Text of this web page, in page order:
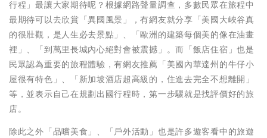
行程」最讓大家期待呢？根據網路聲量調查，多數民眾在旅程中
最期待可以去欣賞「異國風景」，有網友就分享「美國大峽谷真
的很壯觀，是人生必去景點」、「歐洲的建築每個美的像在油畫
裡」、「到萬里長城內心絕對會被震撼」。而「飯店住宿」也是
民眾認為重要的旅程體驗，有網友推薦「美國內華達州的牛仔小
屋很有特色」、「新加坡酒店超高級的，住進去完全不想離開」
等，並表示自己在規劃出國行程時，第一步驟就是找評價好的旅
店。
除此之外「品嚐美食」、「戶外活動」也是許多遊客看中的旅遊